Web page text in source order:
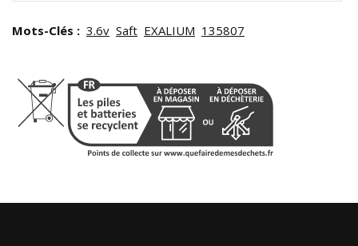
Mots-Clés : 3.6v Saft EXALIUM 135807